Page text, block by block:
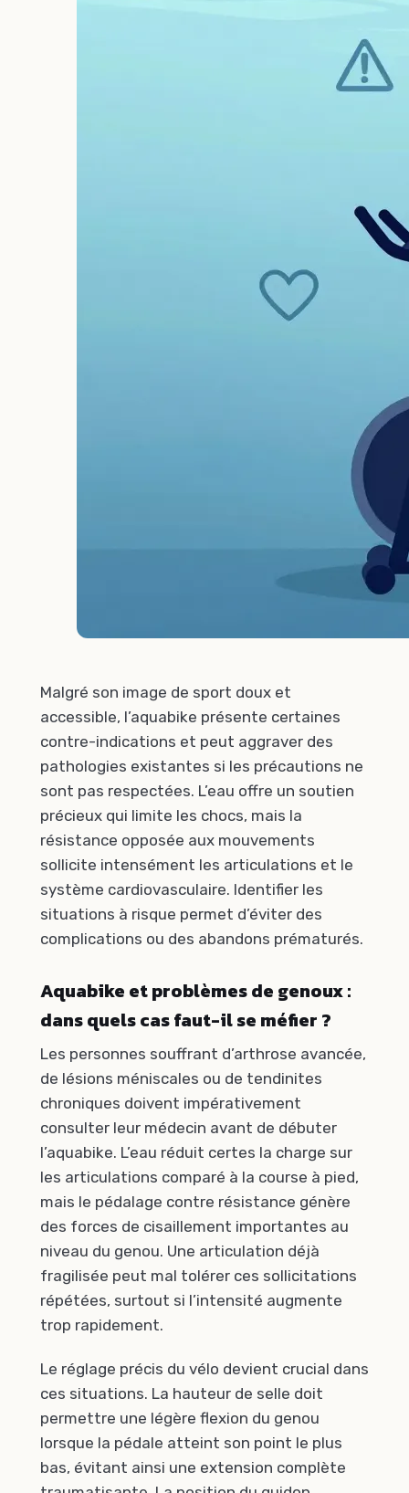
Malgré son image de sport doux et
accessible, l’aquabike présente certaines
contre-indications et peut aggraver des
pathologies existantes si les précautions ne
sont pas respectées. L’eau offre un soutien
précieux qui limite les chocs, mais la
résistance opposée aux mouvements
sollicite intensément les articulations et le
système cardiovasculaire. Identifier les
situations à risque permet d’éviter des
complications ou des abandons prématurés.
Aquabike et problèmes de genoux :
dans quels cas faut-il se méfier ?
Les personnes souffrant d’arthrose avancée,
de lésions méniscales ou de tendinites
chroniques doivent impérativement
consulter leur médecin avant de débuter
l’aquabike. L’eau réduit certes la charge sur
les articulations comparé à la course à pied,
mais le pédalage contre résistance génère
des forces de cisaillement importantes au
niveau du genou. Une articulation déjà
fragilisée peut mal tolérer ces sollicitations
répétées, surtout si l’intensité augmente
trop rapidement.
Le réglage précis du vélo devient crucial dans
ces situations. La hauteur de selle doit
permettre une légère flexion du genou
lorsque la pédale atteint son point le plus
bas, évitant ainsi une extension complète